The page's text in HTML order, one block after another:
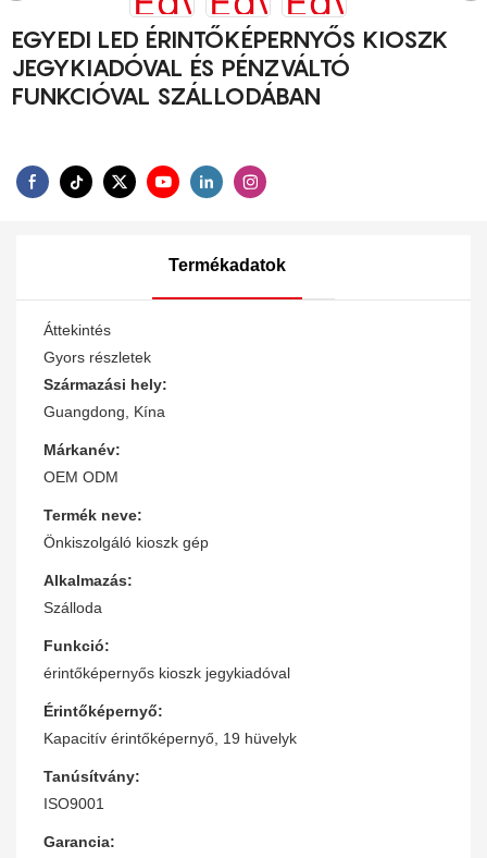
EGYEDI LED ÉRINTŐKÉPERNYŐS KIOSZK
JEGYKIADÓVAL ÉS PÉNZVÁLTÓ
FUNKCIÓVAL SZÁLLODÁBAN
Termékadatok
Áttekintés
Gyors részletek
Származási hely:
Guangdong, Kína
Márkanév:
OEM ODM
Termék neve:
Önkiszolgáló kioszk gép
Alkalmazás:
Szálloda
Funkció:
érintőképernyős kioszk jegykiadóval
Érintőképernyő:
Kapacitív érintőképernyő, 19 hüvelyk
Tanúsítvány:
ISO9001
Garancia: